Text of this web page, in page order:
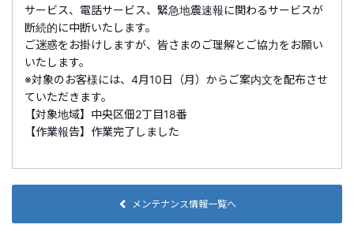
サービス、電話サービス、緊急地震速報に関わるサービスが
断続的に中断いたします。
ご迷惑をお掛けしますが、皆さまのご理解とご協力をお願い
いたします。
※対象のお客様には、4月10日（月）からご案内文を配布させ
ていただきます。
【対象地域】中央区佃2丁目18番
【作業報告】作業完了しました
メンテナンス情報一覧へ